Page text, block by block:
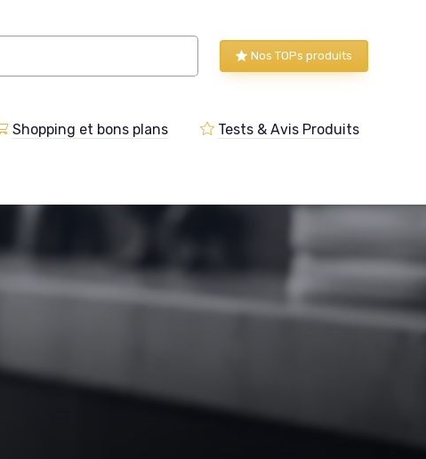
Nos TOPs produits
Shopping et bons plans Tests & Avis Produits